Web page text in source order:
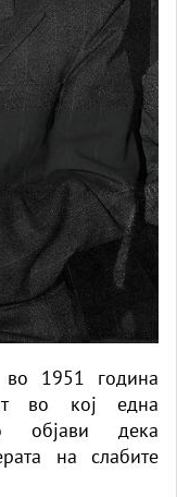
во 1951 година
во кој една
објави дека
на слабите